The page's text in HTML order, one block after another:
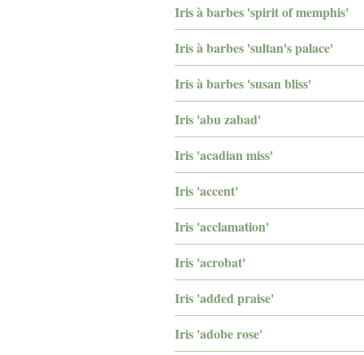
Iris à barbes 'spirit of memphis'
Iris à barbes 'sultan's palace'
Iris à barbes 'susan bliss'
Iris 'abu zabad'
Iris 'acadian miss'
Iris 'accent'
Iris 'acclamation'
Iris 'acrobat'
Iris 'added praise'
Iris 'adobe rose'